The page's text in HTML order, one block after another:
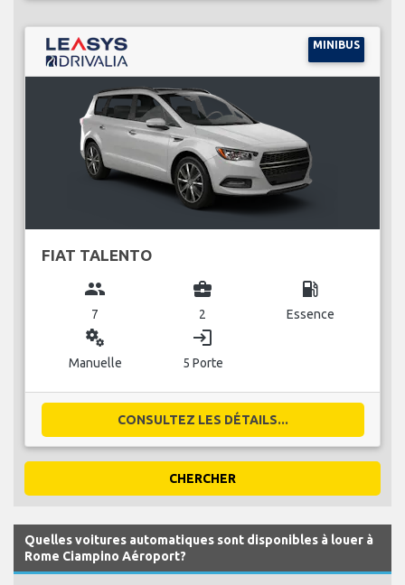
MINIBUS
FIAT TALENTO
group
7
business_center
2
local_gas_station
Essence
miscellaneous_services
Manuelle
login
5 Porte
CONSULTEZ LES DÉTAILS...
CHERCHER
Quelles voitures automatiques sont disponibles à louer à
Rome Ciampino Aéroport?